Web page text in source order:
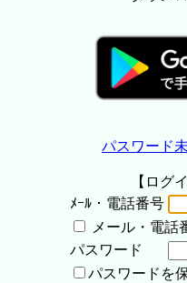
パスワード
【ログ
ﾒｰﾙ・電話番号
メール・電話
パスワード
パスワードを